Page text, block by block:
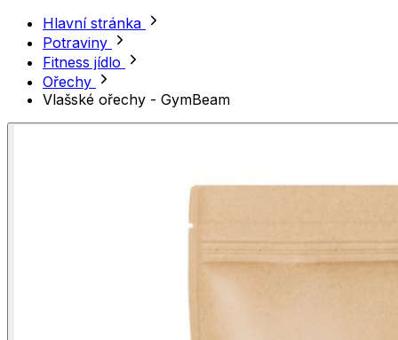
Hlavní stránka
Potraviny
Fitness jídlo
Ořechy
Vlašské ořechy - GymBeam